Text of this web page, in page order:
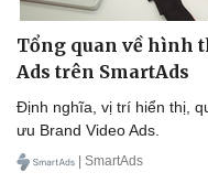
Sức khỏe
Dinh dưỡng - món ngon
Sản phụ khoa
Nhi khoa
Nam khoa
Tổng quan về hình
Ads trên SmartAds
Định nghĩa, vị trí hiển thị,
ưu Brand Video Ads.
| SmartAds